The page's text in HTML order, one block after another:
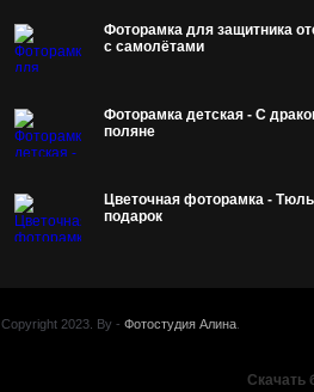
Фоторамка для защитника
с самолётами
Фоторамка детская - С
поляне
Цветочная фоторамка -
подарок
Copyright 2023. By - Фотостудия Алина
Скачать